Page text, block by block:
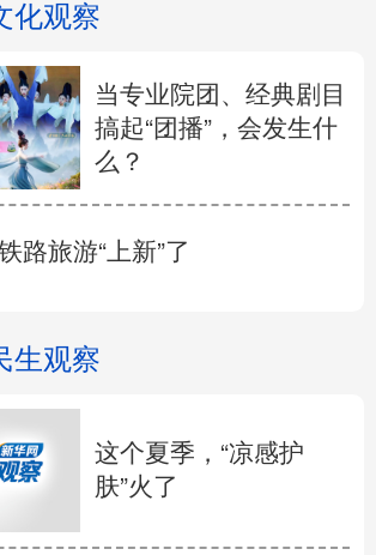
化观察
当专业院团、经典剧目
搞起“团播”，会发生什
么？
路旅游“上新”了
生观察
这个夏季，“凉感护
肤”火了